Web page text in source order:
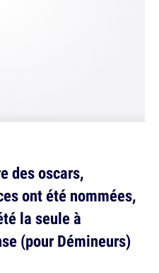
des oscars,
ont été nommées,
la seule à
(pour Démineurs)